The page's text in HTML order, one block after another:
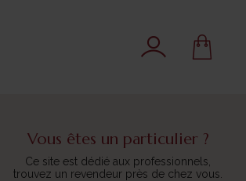
Vous êtes un particulier ?
Ce site est dédié aux professionnels,
trouvez un revendeur près de chez vous.